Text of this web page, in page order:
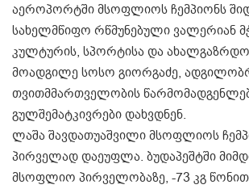
აეროპორტში მსოფლიოს ჩემპიონს
სახელმწიფო რწმუნებული ვალერიან
კულტურის, სპორტისა და
მოადგილე სოსო გიორგაძე,
თვითმმართველობის
გულშემატკივრები დახვდნენ.
ლაშა შავდათუაშვილი მსოფლიოს
პირველად დაეუფლა. ბუდაპეშტში
მსოფლიო პირველობაზე, -73 კგ